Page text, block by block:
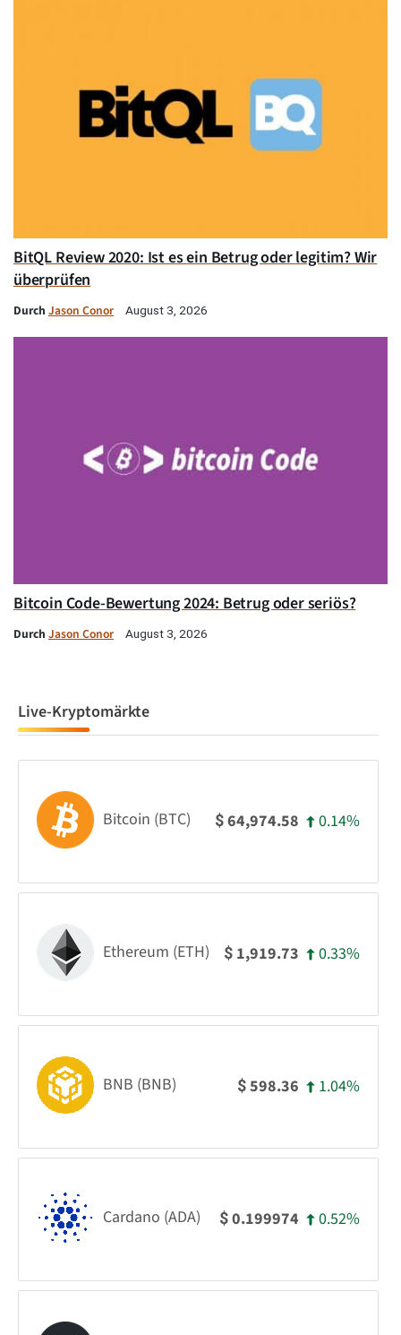
BitQL Review 2020: Ist es ein Betrug oder legitim? Wir
überprüfen
Durch Jason Conor August 3, 2026
Bitcoin Code-Bewertung 2024: Betrug oder seriös?
Durch Jason Conor August 3, 2026
Live-Kryptomärkte
Bitcoin (BTC) $64,974.58 0.14%
Ethereum (ETH) $ 1,919.73 0.33%
BNB (BNB) $598.36 1.04%
Cardano (ADA) $0.199974 0.52%